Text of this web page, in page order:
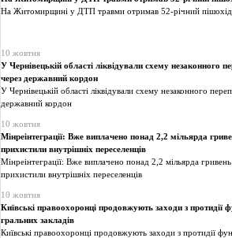
На Житомирщині у ДТП травми отримав 52-річний пішохід
10 жовтня
У Чернівецькій області ліквідували схему незаконного
через державний кордон
У Чернівецькій області ліквідували схему незаконного
державний кордон
10 жовтня
Мінреінтеграції: Вже виплачено понад 2,2 мільярда
прихистили внутрішніх переселенців
Мінреінтеграції: Вже виплачено понад 2,2 мільярда
прихистили внутрішніх переселенців
10 жовтня
Київські правоохоронці продовжують заходи з протидії
гральних закладів
Київські правоохоронці продовжують заходи з протидії